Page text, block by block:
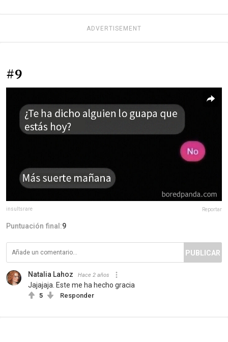
ADVERTISEMENT
#9
insultsrare Reportar
Puntuación final:9
PUBLICAR
Natalia Lahoz Hace 2 años
Jajajaja. Este me ha hecho gracia
5 Responder